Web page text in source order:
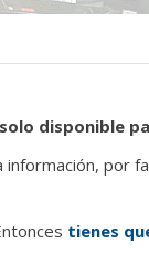
disponible
por
tienes